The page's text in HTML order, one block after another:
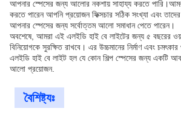
আপনার স্পেসের জন্য আলোর নকশায় সাহায্য করতে
করতে পারেন আপনি প্রয়োজন ফিক্সচার সঠিক সংখ্যা এবং
আপনার স্পেসের জন্য সর্বোত্তম আলো সমাধান পেতে পারেন।
অবশেষে, আমরা এই এলইডি হাই বে লাইটের জন্য ৫ বছরের
বিনিয়োগকে সুরক্ষিত রাখবে। এর উচ্চমানের নির্মাণ এবং
এলইডি হাই বে লাইট হল যে কোন শিল্প স্পেসের জন্য একটি
আলো প্রয়োজন.
বৈশিষ্ট্যঃ